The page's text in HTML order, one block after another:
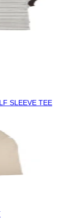
SLEEVE TEE